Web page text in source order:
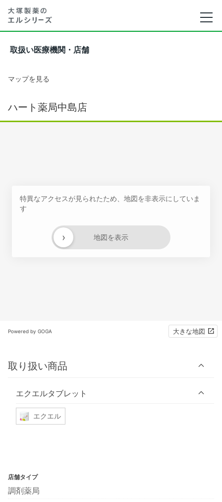
取扱い医療機関・店舗
マップを見る
ハート薬局中島店
特異なアクセスが見られたため、地図を非表示にしていま
す
地図を表示
›
Powered by GOGA 大きな地図
取り扱い商品
エクエルタブレット
エクエル
店舗タイプ
調剤薬局